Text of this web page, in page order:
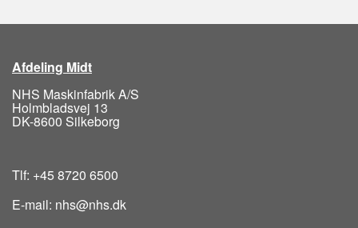
Afdeling Midt
NHS Maskinfabrik A/S
Holmbladsvej 13
DK-8600 Silkeborg
Tlf: +45 8720 6500
E-mail: nhs@nhs.dk